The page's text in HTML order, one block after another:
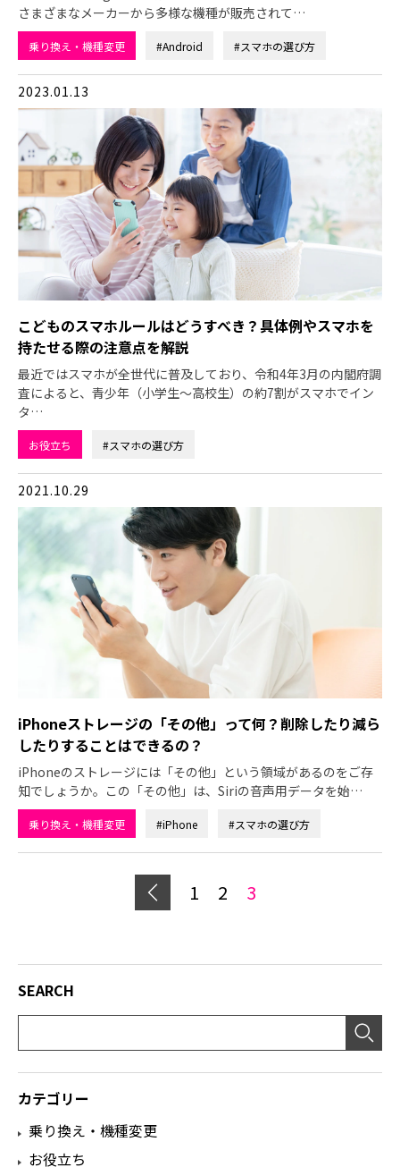
さまざまなメーカーから多様な機種が販売されて…
乗り換え・機種変更 #Android #スマホの選び方
2023.01.13
こどものスマホルールはどうすべき？具体例やスマホを
持たせる際の注意点を解説
最近ではスマホが全世代に普及しており、令和4年3月の内閣府調
査によると、青少年（小学生～高校生）の約7割がスマホでイン
タ…
お役立ち #スマホの選び方
2021.10.29
iPhoneストレージの「その他」って何？削除したり減ら
したりすることはできるの？
iPhoneのストレージには「その他」という領域があるのをご存
知でしょうか。この「その他」は、Siriの音声用データを始…
乗り換え・機種変更 #iPhone #スマホの選び方
1 2 3
SEARCH
カテゴリー
乗り換え・機種変更
お役立ち